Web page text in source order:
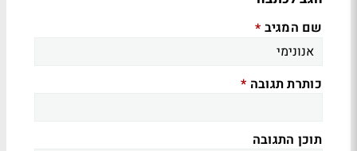
שם המגיב *
כותרת תגובה *
תוכן התגובה